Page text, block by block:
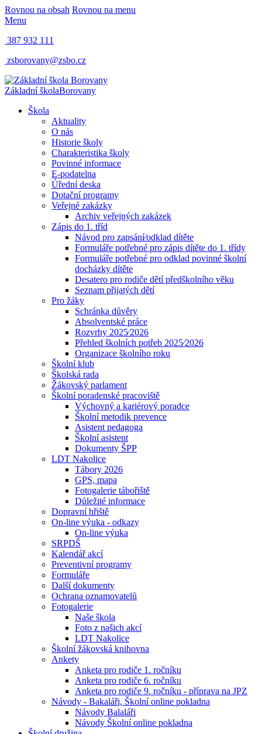
Rovnou na obsah Rovnou na menu
Menu
387 932 111
zsborovany@zsbo.cz
Základní školaBorovany
Škola
Aktuality
O nás
Historie školy
Charakteristika školy
Povinné informace
E-podatelna
Úřední deska
Dotační programy
Veřejné zakázky
Archiv veřejných zakázek
Zápis do 1. tříd
Návod pro zapsání⁄odklad dítěte
Formuláře potřebné pro zápis dítěte do 1. třídy
Formuláře potřebné pro odklad povinné školní
docházky dítěte
Desatero pro rodiče dětí předškolního věku
Seznam přijatých dětí
Pro žáky
Schránka důvěry
Absolventské práce
Rozvrhy 2025⁄2026
Přehled školních potřeb 2025⁄2026
Organizace školního roku
Školní klub
Školská rada
Žákovský parlament
Školní poradenské pracoviště
Výchovný a kariérový poradce
Školní metodik prevence
Asistent pedagoga
Školní asistent
Dokumenty ŠPP
LDT Nakolice
Tábory 2026
GPS, mapa
Fotogalerie tábořiště
Důležité informace
Dopravní hřiště
On-line výuka - odkazy
On-line výuka
SRPDŠ
Kalendář akcí
Preventivní programy
Formuláře
Další dokumenty
Ochrana oznamovatelů
Fotogalerie
Naše škola
Foto z našich akcí
LDT Nakolice
Školní žákovská knihovna
Ankety
Anketa pro rodiče 1. ročníku
Anketa pro rodiče 6. ročníku
Anketa pro rodiče 9. ročníku - příprava na JPZ
Návody - Bakaláři, Školní online pokladna
Návody Balaláři
Návody Školní online pokladna